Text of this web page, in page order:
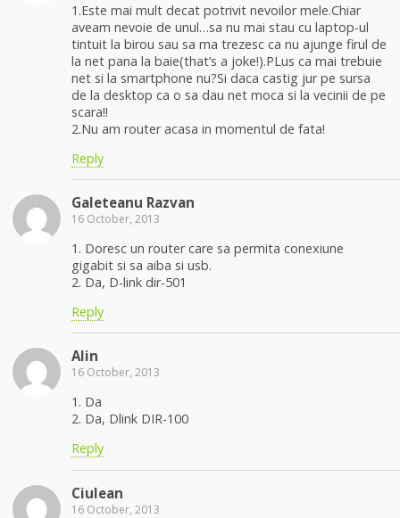
1.Este mai mult decat potrivit nevoilor mele.Chiar
aveam nevoie de unul…sa nu mai stau cu laptop-ul
tintuit la birou sau sa ma trezesc ca nu ajunge firul de
la net pana la baie(that’s a joke!).PLus ca mai trebuie
net si la smartphone nu?Si daca castig jur pe sursa
de la desktop ca o sa dau net moca si la vecinii de pe
scara!!
2.Nu am router acasa in momentul de fata!
Reply
Galeteanu Razvan
16 October, 2013
1. Doresc un router care sa permita conexiune
gigabit si sa aiba si usb.
2. Da, D-link dir-501
Reply
Alin
16 October, 2013
1. Da
2. Da, Dlink DIR-100
Reply
Ciulean
16 October, 2013